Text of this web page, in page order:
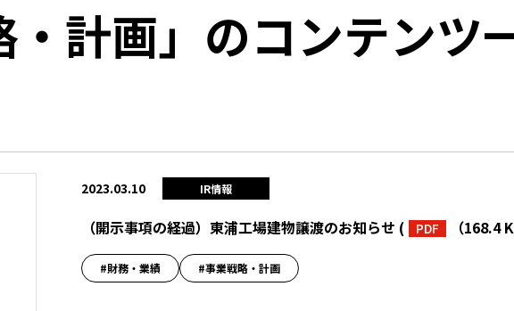
・計画」のコンテンツ
2023.03.10 IR情報
（開示事項の経過）東浦工場建物譲渡のお知らせ ( PDF （168.4
#財務・業績 #事業戦略・計画